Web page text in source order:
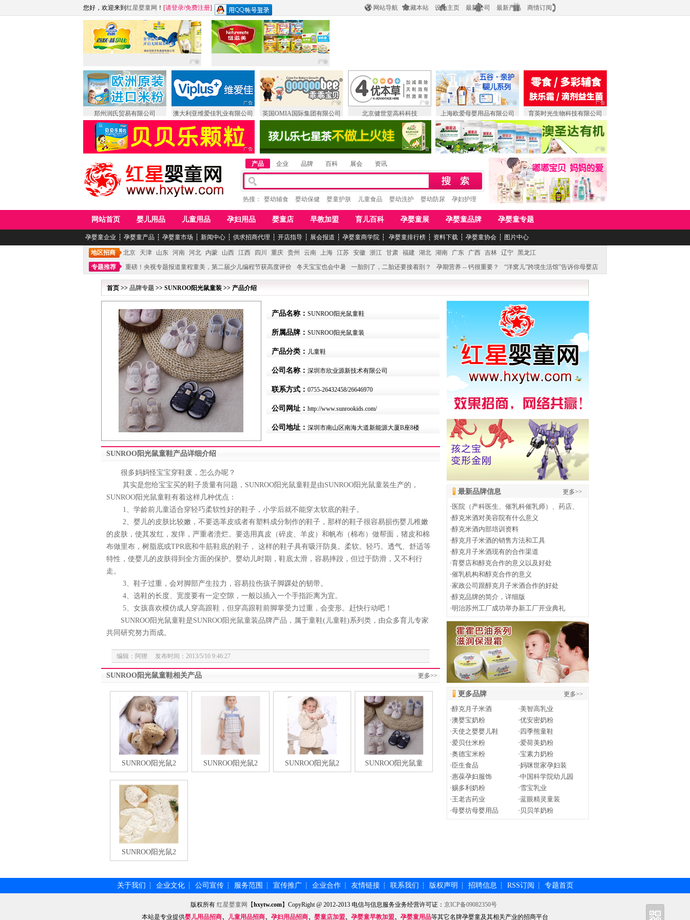
网站导航 收藏本站 设为主页 最新公司 最新产品 商情订阅
您好，欢迎来到 红星婴童网 ！ [请登录/免费注册]
郑州润氏贸易有限公司 澳大利亚维爱佳乳业有限公司 英国OMIA国际集团有限公司 北京健世堂高科科技 上海欧爱母婴用品有限公司 育英时光生物科技有限公司
产品 企业 品牌 百科 展会 资讯
热搜： 婴幼辅食 婴幼保健 婴童护肤 儿童食品 婴幼洗护 婴幼防尿 孕妇护理
网站首页 婴儿用品 儿童用品 孕妇用品 婴童店 早教加盟 育儿百科 孕婴童展 孕婴童品牌 孕婴童专题
孕婴童企业 ┆ 孕婴童产品 ┆ 孕婴童市场 ┆ 新闻中心 ┆ 供求招商代理 ┆ 开店指导 ┆ 展会报道 ┆ 孕婴童商学院 ┆ 孕婴童排行榜 ┆ 资料下载 ┆ 孕婴童协会 ┆ 图片中心
地区招商 北京 天津 山东 河南 河北 内蒙 山西 江西 四川 重庆 贵州 云南 上海 江苏 安徽 浙江 甘肃 福建 湖北 湖南 广东 广西 吉林 辽宁 黑龙江
专题推荐
重磅！央视专题报道童程童美，第二届少儿编程节获高度评价 冬天宝宝也会中暑 一胎剖了，二胎还要接着剖？ 孕期营养 -- 钙很重要？
“洋窝儿”跨境生活馆”告诉你母婴店
不能再单纯地销售产品,而要向增强服务转型,毕竟母婴产品比较特殊。”
妇幼广场 免租了！
首页 >> 品牌专题 >> SUNROO阳光鼠童装 >> 产品介绍
产品名称： SUNROO阳光鼠童鞋
所属品牌： SUNROO阳光鼠童装
产品分类： 儿童鞋
公司名称： 深圳市欣业源新技术有限公司
联系方式： 0755-26432458/26646970
公司网址： http://www.sunrookids.com/
公司地址： 深圳市南山区南海大道新能源大厦B座8楼
SUNROO阳光鼠童鞋产品详细介绍
很多妈妈怪宝宝穿鞋废，怎么办呢？
其实是您给宝宝买的鞋子质量有问题，SUNROO阳光鼠童鞋是由SUNROO阳光鼠童装生产的，
SUNROO阳光鼠童鞋有着这样几种优点：
1、学龄前儿童适合穿轻巧柔软性好的鞋子，小学后就不能穿太软底的鞋子。
2、婴儿的皮肤比较嫩，不要选革皮或者有塑料成分制作的鞋子，那样的鞋子很容易损伤婴儿稚嫩
的皮肤，使其发红，发痒，严重者溃烂。要选用真皮（碎皮、羊皮）和帆布（棉布）做帮面，猪皮和棉
布做里布，树脂底或TPR底和牛筋鞋底的鞋子， 这样的鞋子具有吸汗防臭。柔软。轻巧。透气、舒适等
特性，使婴儿的皮肤得到全方面的保护。婴幼儿时期，鞋底太滑，容易摔跤，但过于防滑，又不利行
走。
3、鞋子过重，会对脚部产生拉力，容易拉伤孩子脚踝处的韧带。
4、选鞋的长度、宽度要有一定空隙，一般以插入一个手指距离为宜。
5、女孩喜欢模仿成人穿高跟鞋，但穿高跟鞋前脚掌受力过重，会变形。赶快行动吧！
SUNROO阳光鼠童鞋是SUNROO阳光鼠童装品牌产品，属于童鞋(儿童鞋)系列类，由众多育儿专家
共同研究努力而成。
编辑：阿狸 发布时间：2013/5/10 9:46:27
SUNROO阳光鼠童鞋相关产品 更多>>
SUNROO阳光鼠2 SUNROO阳光鼠2 SUNROO阳光鼠2 SUNROO阳光鼠童
SUNROO阳光鼠2
最新品牌信息 更多>>
· 医院（产科医生、催乳科催乳师）、药店、
·醇克米酒对美容院有什么意义
·醇克米酒内部培训资料
·醇克月子米酒的销售方法和工具
·醇克月子米酒现有的合作渠道
·育婴店和醇克合作的意义以及好处
·催乳机构和醇克合作的意义
·家政公司跟醇克月子米酒合作的好处
·醇克品牌的简介，详细版
·明治苏州工厂成功举办新工厂开业典礼
更多品牌 更多>>
·醇克月子米酒 ·美智高乳业
·澳婴宝奶粉 ·优安密奶粉
·天使之婴婴儿鞋 · 四季熊童鞋
·爱贝仕米粉 ·爱荷美奶粉
·奥德宝米粉 ·宝素力奶粉
· 臣生食品 ·妈咪世家孕妇装
·惠葆孕妇服饰 ·中国科学院幼儿园
·赐多利奶粉 ·雪宝乳业
·王老吉药业 ·蓝眼精灵童装
·母婴坊母婴用品 · 贝贝羊奶粉
关于我们 ┆ 企业文化 ┆ 公司宣传 ┆ 服务范围 ┆ 宣传推广 ┆ 企业合作 ┆ 友情链接 ┆ 联系我们 ┆ 版权声明 ┆ 招聘信息 ┆ RSS订阅 ┆ 专题首页
版权所有 红星婴童网 【hxytw.com】CopyRight @ 2012-2013 电信与信息服务业务经营许可证： 京ICP备09082350号
本站是专业提供婴儿用品招商、 儿童用品招商、 孕妇用品招商、 婴童店加盟、 孕婴童早教加盟、 孕婴童用品等其它名牌孕婴童及其相关产业的招商平台